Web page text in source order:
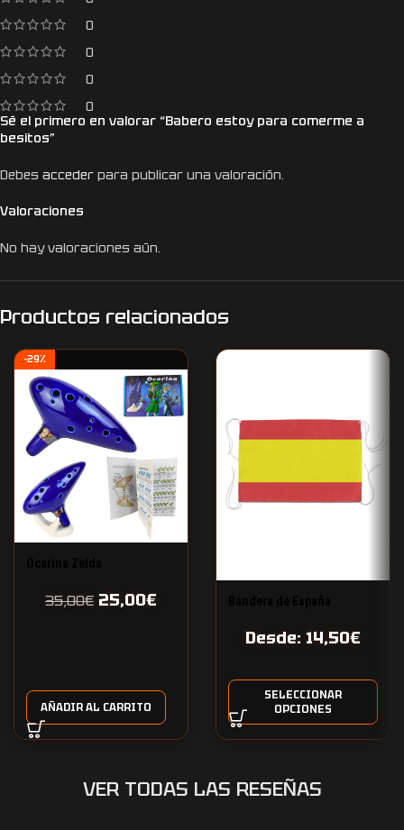
0
0
0
0
Valoraciones
No hay valoraciones aún.
Sé el primero en valorar “Babero estoy para comerme a
besitos”
Debes acceder para publicar una valoración.
Productos relacionados
-29%
35,00€ 25,00€
AÑADIR AL CARRITO
Desde: 14,50€
SELECCIONAR
OPCIONES
VER TODAS LAS RESEÑAS